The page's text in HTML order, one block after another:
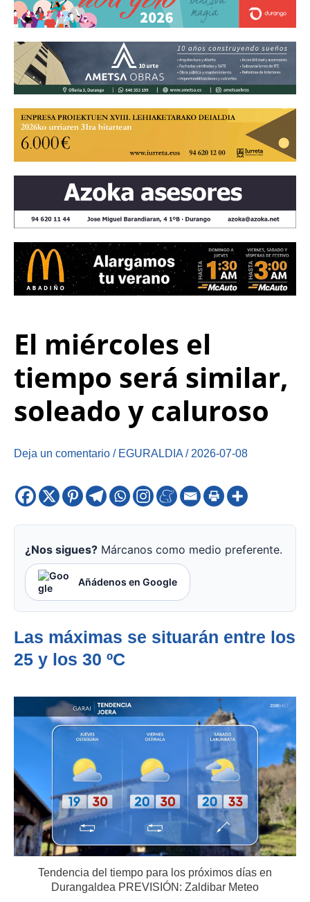
El miércoles el
tiempo será similar,
soleado y caluroso
Deja un comentario / EGURALDIA / 2026-07-08
¿Nos sigues? Márcanos como medio preferente.
Añádenos en Google
Las máximas se situarán entre los
25 y los 30 ºC
Tendencia del tiempo para los próximos días en
Durangaldea PREVISIÓN: Zaldibar Meteo